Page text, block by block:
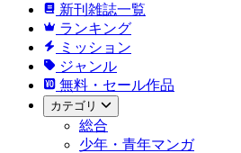
新刊雑誌一覧
ランキング
ミッション
ジャンル
無料・セール作品
カテゴリ
総合
少年・青年マンガ